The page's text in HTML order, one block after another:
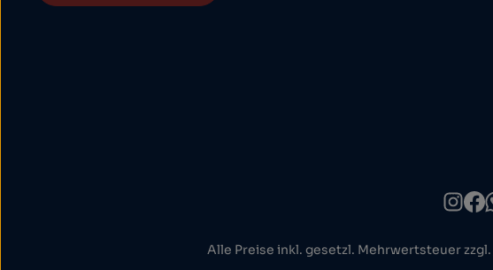
Alle Preise inkl. gesetzl. Mehrwertsteuer zzgl.